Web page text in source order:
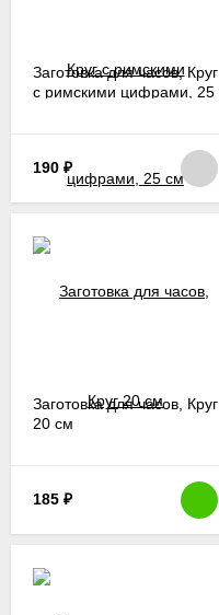
Заготовка для часов, Круг
с римскими цифрами, 25
190 ₽
Заготовка для часов, Круг
20 см
185 ₽